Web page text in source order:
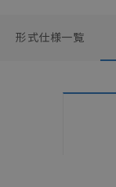
形式仕様一覧